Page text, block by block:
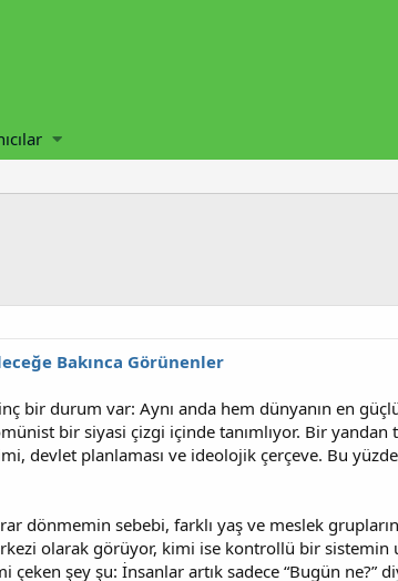
Bakınca Görünenler
bir durum var: Aynı anda hem dünyanın en
bir siyasi çizgi içinde tanımlıyor. Bir
devlet planlaması ve ideolojik çerçeve. Bu
dönmemin sebebi, farklı yaş ve meslek
olarak görüyor, kimi ise kontrollü bir sistemin
şey şu: İnsanlar artık sadece “Bugün ne?”